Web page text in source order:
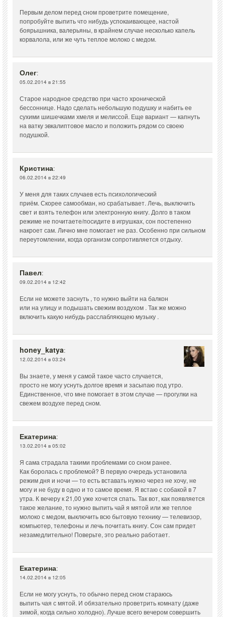
Первым делом перед сном проветрите помещение,
попробуйте выпить что нибудь успокаивающее, настой
боярышника, валерьяны, в крайнем случае несколько капель
корвалола, или же чуть теплое молоко с медом.
Олег:
05.02.2014 в 21:55
Старое народное средство при часто хронической
бессоннице. Надо сделать небольшую подушку и набить ее
сухими шишечками хмеля и мелиссой. Еще вариант — капнуть
на ватку эвкалиптовое масло и положить рядом со своею
подушкой.
Кристина:
06.02.2014 в 22:49
У меня для таких случаев есть психологический
приём. Скорее самообман, но срабатывает. Лечь, выключить
свет и взять телефон или электронную книгу. Долго в таком
режиме не почитаете/посидите в игрушках, сон постепенно
накроет сам. Лично мне помогает не раз. Особенно при сильном
переутомлении, когда организм сопротивляется отдыху.
Павел:
09.02.2014 в 12:42
Если не можете заснуть , то нужно выйти на балкон
или на улицу и подышать свежим воздухом . Так же можно
включить какую нибудь расслабляющею музыку .
honey_katya:
12.02.2014 в 03:24
Вы знаете, у меня у самой такое часто случается,
просто не могу уснуть долгое время и засыпаю под утро.
Единственное, что мне помогает в этом случае — прогулки на
свежем воздухе перед сном.
Екатерина:
13.02.2014 в 05:02
Я сама страдала такими проблемами со сном ранее.
Как боролась с проблемой? В первую очередь установила
режим дня и ночи — то есть вставать нужно через не хочу, не
могу и не буду в одно и то самое время. Я встаю с собакой в 7
утра. К вечеру к 21,00 уже хочется спать. Так вот, как появляется
такое желание, то нужно выпить чай я мятой или же теплое
молоко с медом, выключить всю бытовую технику — телевизор,
компьютер, телефоны и лечь почитать книгу. Сон сам придет
незамедлительно! Поверьте, это реально работает.
Екатерина:
14.02.2014 в 12:05
Если не могу уснуть, то обычно перед сном стараюсь
выпить чая с мятой. И обязательно проветрить комнату (даже
зимой, когда сильно холодно). Лучше всего вечером совершить